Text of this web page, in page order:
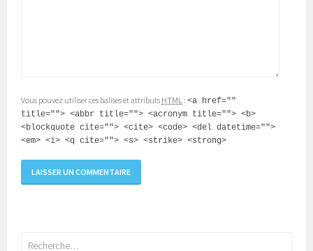
Vous pouvez utiliser ces balises et attributs HTML :<a href=""
title=""> <abbr title=""> <acronym title=""> <b>
<blockquote cite=""> <cite> <code> <del datetime="">
<em> <i> <q cite=""> <s> <strike> <strong>
Rechercher :